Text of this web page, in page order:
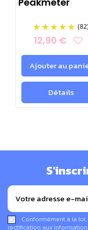
(82)
12,90 €
Ajouter au
Détails
Conformément à la loi,
rectification aux